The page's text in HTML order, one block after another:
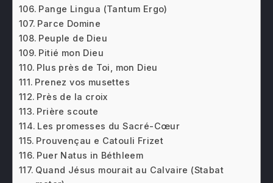
Pange Lingua (Tantum Ergo)
Parce Domine
Peuple de Dieu
Pitié mon Dieu
Plus près de Toi, mon Dieu
Prenez vos musettes
Près de la croix
Prière scoute
Les promesses du Sacré-Cœur
Prouvençau e Catouli Frizet
Puer Natus in Béthleem
Quand Jésus mourait au Calvaire (Stabat